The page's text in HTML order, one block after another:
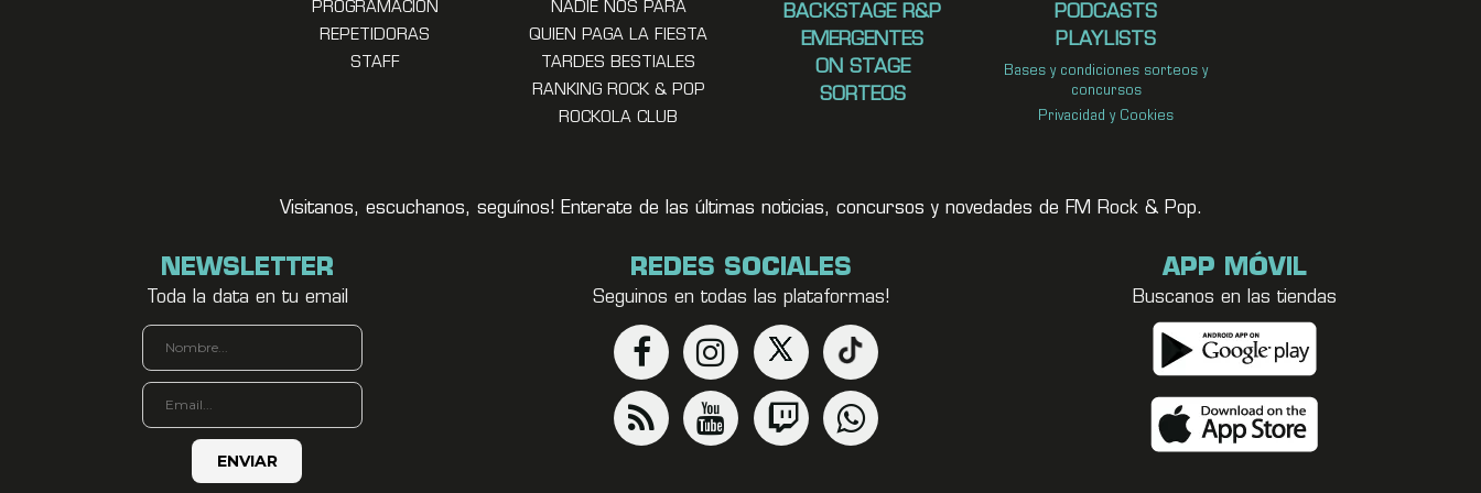
PROGRAMACION
REPETIDORAS
STAFF
NADIE NOS PARA
QUIEN PAGA LA FIESTA
TARDES BESTIALES
RANKING ROCK & POP
ROCKOLA CLUB
BACKSTAGE R&P
EMERGENTES
ON STAGE
SORTEOS
PODCASTS
PLAYLISTS
Bases y condiciones sorteos y
concursos
Privacidad y Cookies
Visitanos, escuchanos, seguínos! Enterate de las últimas noticias, concursos y novedades de FM Rock & Pop.
NEWSLETTER
Toda la data en tu email
REDES SOCIALES
Seguinos en todas las plataformas!
APP MÓVIL
Buscanos en las tiendas